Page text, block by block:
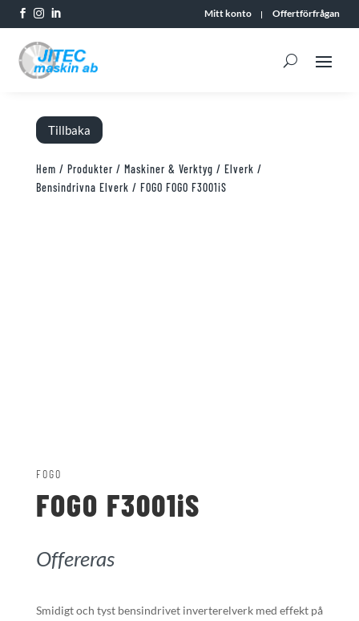
   Mitt konto Offertförfrågan
Tillbaka
Hem / Produkter / Maskiner & Verktyg / Elverk /
Bensindrivna Elverk / FOGO FOGO F3001iS
FOGO
FOGO F3001iS
Offereras
Smidigt och tyst bensindrivet inverterelverk med effekt på